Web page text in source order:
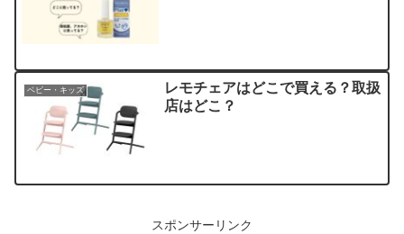
ベビー・キッズ
レモチェアはどこで買える？取扱
店はどこ？
スポンサーリンク